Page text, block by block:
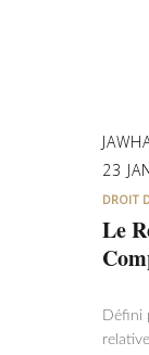
23
DROIT
Le
Défini